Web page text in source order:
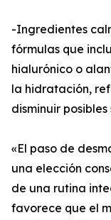
-Ingredientes
fórmulas que
hialurónico o
la hidratación,
disminuir
«El paso de
una elección
de una rutina
favorece que el